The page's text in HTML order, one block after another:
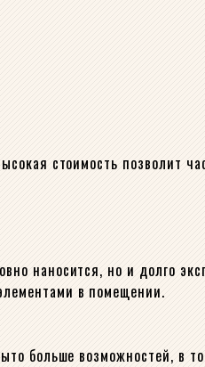
стоимость позволит
наносится, но и долго
в помещении.
больше возможностей, в